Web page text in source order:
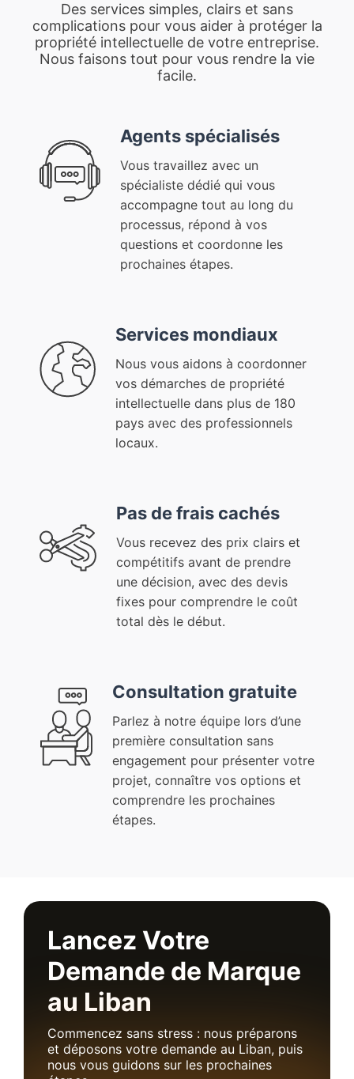
Des services simples, clairs et sans
complications pour vous aider à protéger la
propriété intellectuelle de votre entreprise.
Nous faisons tout pour vous rendre la vie
facile.
Agents spécialisés
Vous travaillez avec un
spécialiste dédié qui vous
accompagne tout au long du
processus, répond à vos
questions et coordonne les
prochaines étapes.
Services mondiaux
Nous vous aidons à coordonner
vos démarches de propriété
intellectuelle dans plus de 180
pays avec des professionnels
locaux.
Pas de frais cachés
Vous recevez des prix clairs et
compétitifs avant de prendre
une décision, avec des devis
fixes pour comprendre le coût
total dès le début.
Consultation gratuite
Parlez à notre équipe lors d’une
première consultation sans
engagement pour présenter votre
projet, connaître vos options et
comprendre les prochaines
étapes.
Lancez Votre
Demande de Marque
au Liban
Commencez sans stress : nous préparons
et déposons votre demande au Liban, puis
nous vous guidons sur les prochaines